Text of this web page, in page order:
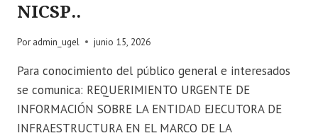
NICSP..
Por admin_ugel junio 15, 2026
Para conocimiento del público general e interesados
se comunica: REQUERIMIENTO URGENTE DE
INFORMACIÓN SOBRE LA ENTIDAD EJECUTORA DE
INFRAESTRUCTURA EN EL MARCO DE LA